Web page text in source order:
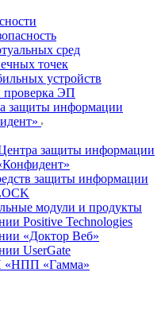
сред
точек
устройств
проверка ЭП
защиты информации
защиты информации
защиты информации
модули и продукты
Positive Technologies
«Доктор Веб»
UserGate
«Гамма»